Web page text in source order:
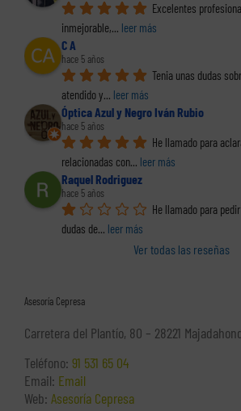
Excelentes
inmejorable,... leer más
C A
hace 5 años
Tenia unas dudas
atendido y... leer más
Óptica Azul y Negro Iván Rubio
hace 5 años
He llamado para
relacionadas con... leer más
Raquel Rodriguez
hace 5 años
He llamado para
dudas de... leer más
Ver todas las reseñas
Asesoría Cepresa
Carretera del Plantío, 80 – 28221
Teléfono: 91 531 65 04
Email: Email
Web: Asesoría Cepresa